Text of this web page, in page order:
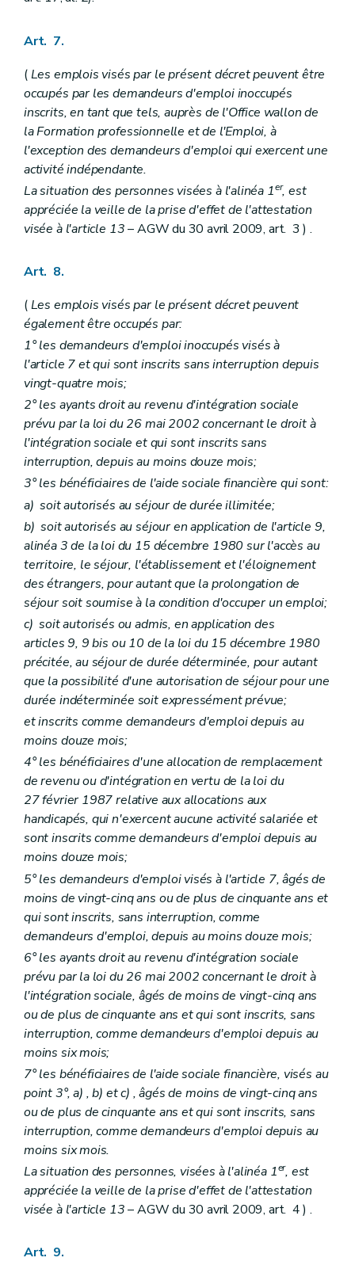
Art. 7.
(Les emplois visés par le présent décret peuvent être
occupés par les demandeurs d'emploi inoccupés
inscrits, en tant que tels, auprès de l'Office wallon de
la Formation professionnelle et de l'Emploi, à
l'exception des demandeurs d'emploi qui exercent une
activité indépendante.
La situation des personnes visées à l'alinéa 1er, est
appréciée la veille de la prise d'effet de l'attestation
visée à l'article 13– AGW du 30 avril 2009, art. 3 ) .
Art. 8.
(Les emplois visés par le présent décret peuvent
également être occupés par:
1° les demandeurs d'emploi inoccupés visés à
l'article 7 et qui sont inscrits sans interruption depuis
vingt-quatre mois;
2° les ayants droit au revenu d'intégration sociale
prévu par la loi du 26 mai 2002 concernant le droit à
l'intégration sociale et qui sont inscrits sans
interruption, depuis au moins douze mois;
3° les bénéficiaires de l'aide sociale financière qui sont:
a) soit autorisés au séjour de durée illimitée;
b) soit autorisés au séjour en application de l'article 9,
alinéa 3 de la loi du 15 décembre 1980 sur l'accès au
territoire, le séjour, l'établissement et l'éloignement
des étrangers, pour autant que la prolongation de
séjour soit soumise à la condition d'occuper un emploi;
c) soit autorisés ou admis, en application des
articles 9, 9bis ou 10 de la loi du 15 décembre 1980
précitée, au séjour de durée déterminée, pour autant
que la possibilité d'une autorisation de séjour pour une
durée indéterminée soit expressément prévue;
et inscrits comme demandeurs d'emploi depuis au
moins douze mois;
4° les bénéficiaires d'une allocation de remplacement
de revenu ou d'intégration en vertu de la loi du
27 février 1987 relative aux allocations aux
handicapés, qui n'exercent aucune activité salariée et
sont inscrits comme demandeurs d'emploi depuis au
moins douze mois;
5° les demandeurs d'emploi visés à l'article 7, âgés de
moins de vingt-cinq ans ou de plus de cinquante ans et
qui sont inscrits, sans interruption, comme
demandeurs d'emploi, depuis au moins douze mois;
6° les ayants droit au revenu d'intégration sociale
prévu par la loi du 26 mai 2002 concernant le droit à
l'intégration sociale, âgés de moins de vingt-cinq ans
ou de plus de cinquante ans et qui sont inscrits, sans
interruption, comme demandeurs d'emploi depuis au
moins six mois;
7° les bénéficiaires de l'aide sociale financière, visés au
point 3°,a) ,b) etc) , âgés de moins de vingt-cinq ans
ou de plus de cinquante ans et qui sont inscrits, sans
interruption, comme demandeurs d'emploi depuis au
moins six mois.
La situation des personnes, visées à l'alinéa 1er, est
appréciée la veille de la prise d'effet de l'attestation
visée à l'article 13– AGW du 30 avril 2009, art. 4 ) .
Art. 9.